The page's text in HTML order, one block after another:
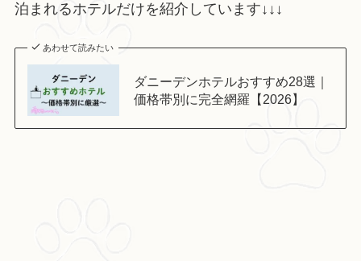
泊まれるホテルだけを紹介しています↓↓↓
あわせて読みたい
ダニーデンホテルおすすめ28選｜
価格帯別に完全網羅【2026】